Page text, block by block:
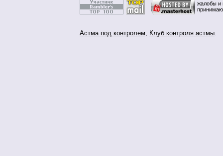
жалобы и
Астма под контролем, Клуб контроля астмы.